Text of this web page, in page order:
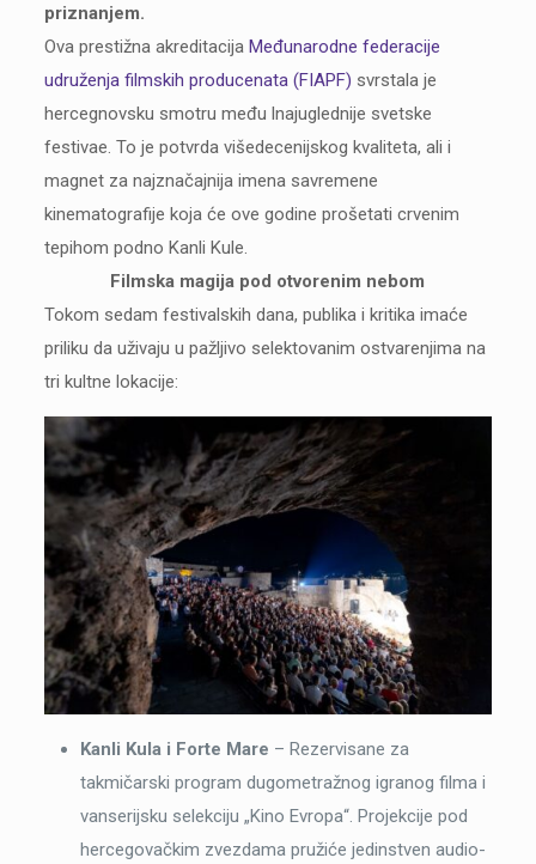
priznanjem.
Ova prestižna akreditacija Međunarodne federacije
udruženja filmskih producenata (FIAPF) svrstala je
hercegnovsku smotru među lnajuglednije svetske
festivae. To je potvrda višedecenijskog kvaliteta, ali i
magnet za najznačajnija imena savremene
kinematografije koja će ove godine prošetati crvenim
tepihom podno Kanli Kule.
Filmska magija pod otvorenim nebom
Tokom sedam festivalskih dana, publika i kritika imaće
priliku da uživaju u pažljivo selektovanim ostvarenjima na
tri kultne lokacije:
Kanli Kula i Forte Mare – Rezervisane za
takmičarski program dugometražnog igranog filma i
vanserijsku selekciju „Kino Evropa“. Projekcije pod
hercegovačkim zvezdama pružiće jedinstven audio-